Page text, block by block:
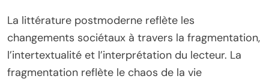
La littérature postmoderne reflète les
changements sociétaux à travers la fragmentation,
l’intertextualité et l’interprétation du lecteur. La
fragmentation reflète le chaos de la vie